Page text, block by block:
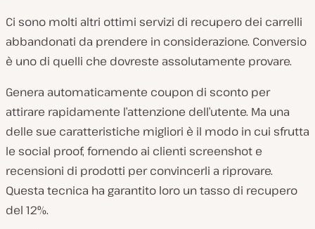
Ci sono molti altri ottimi servizi di recupero dei carrelli
abbandonati da prendere in considerazione. Conversio
è uno di quelli che dovreste assolutamente provare.
Genera automaticamente coupon di sconto per
attirare rapidamente l’attenzione dell’utente. Ma una
delle sue caratteristiche migliori è il modo in cui sfrutta
le social proof, fornendo ai clienti screenshot e
recensioni di prodotti per convincerli a riprovare.
Questa tecnica ha garantito loro un tasso di recupero
del 12%.